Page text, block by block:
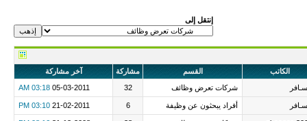
إنتقل إلى
الكاتب القسم مشاركة
آخر مشاركة
شركات تعرض وظائف 32
05-03-2011
03:18 AM
أفراد يبحثون عن وظيفة 6
21-02-2011
03:10 PM